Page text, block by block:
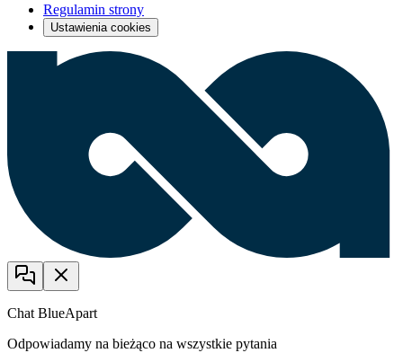
Regulamin strony
Ustawienia cookies
Chat BlueApart
Odpowiadamy na bieżąco na wszystkie pytania